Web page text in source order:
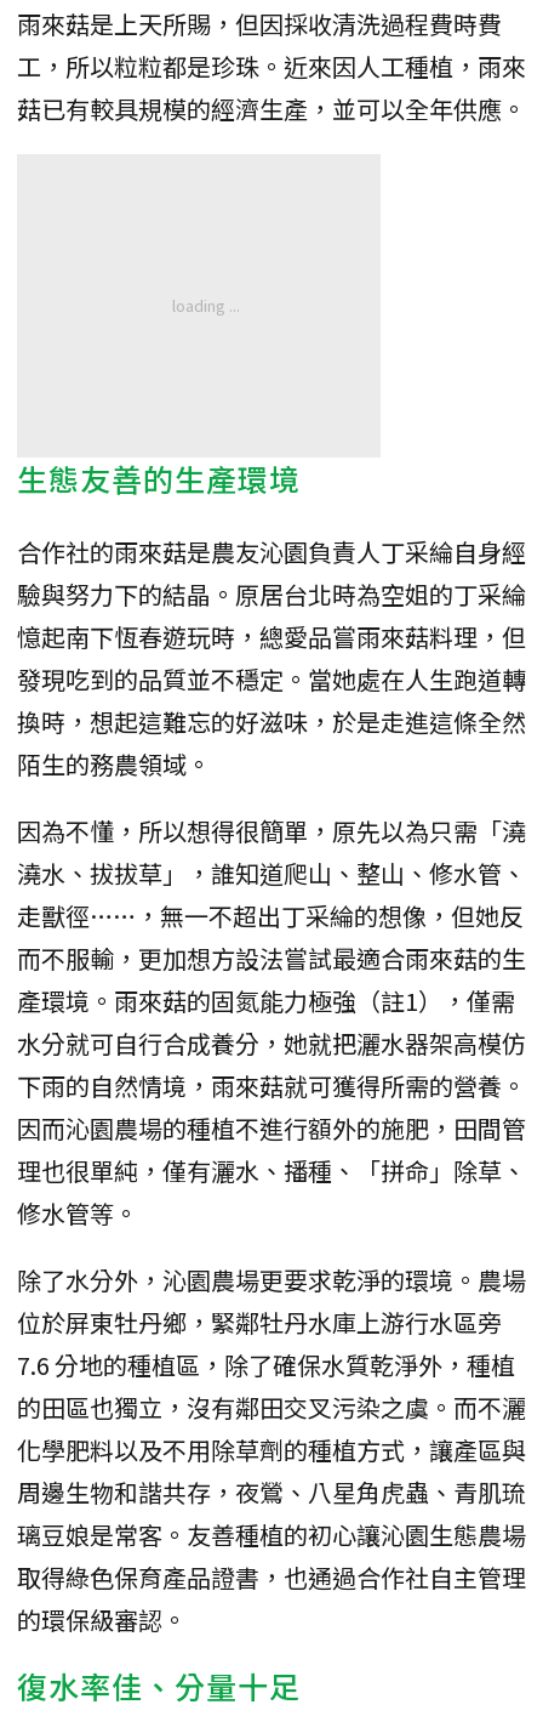
雨來菇是上天所賜，但因採收清洗過程費時費
工，所以粒粒都是珍珠。近來因人工種植，雨來
菇已有較具規模的經濟生產，並可以全年供應。
生態友善的生產環境
合作社的雨來菇是農友沁園負責人丁采綸自身經
驗與努力下的結晶。原居台北時為空姐的丁采綸
憶起南下恆春遊玩時，總愛品嘗雨來菇料理，但
發現吃到的品質並不穩定。當她處在人生跑道轉
換時，想起這難忘的好滋味，於是走進這條全然
陌生的務農領域。
因為不懂，所以想得很簡單，原先以為只需「澆
澆水、拔拔草」，誰知道爬山、整山、修水管、
走獸徑……，無一不超出丁采綸的想像，但她反
而不服輸，更加想方設法嘗試最適合雨來菇的生
產環境。雨來菇的固氮能力極強（註1），僅需
水分就可自行合成養分，她就把灑水器架高模仿
下雨的自然情境，雨來菇就可獲得所需的營養。
因而沁園農場的種植不進行額外的施肥，田間管
理也很單純，僅有灑水、播種、「拼命」除草、
修水管等。
除了水分外，沁園農場更要求乾淨的環境。農場
位於屏東牡丹鄉，緊鄰牡丹水庫上游行水區旁
7.6 分地的種植區，除了確保水質乾淨外，種植
的田區也獨立，沒有鄰田交叉污染之虞。而不灑
化學肥料以及不用除草劑的種植方式，讓產區與
周邊生物和諧共存，夜鶯、八星角虎蟲、青肌琉
璃豆娘是常客。友善種植的初心讓沁園生態農場
取得綠色保育產品證書，也通過合作社自主管理
的環保級審認。
復水率佳、分量十足